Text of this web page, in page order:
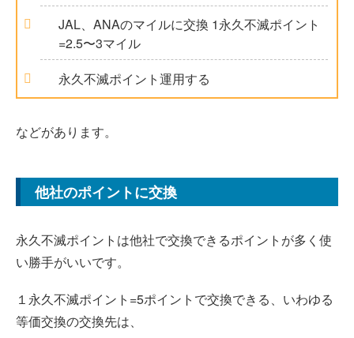
JAL、ANAのマイルに交換 1永久不滅ポイント
=2.5〜3マイル
永久不滅ポイント運用する
などがあります。
他社のポイントに交換
永久不滅ポイントは他社で交換できるポイントが多く使
い勝手がいいです。
１永久不滅ポイント=5ポイントで交換できる、いわゆる
等価交換の交換先は、